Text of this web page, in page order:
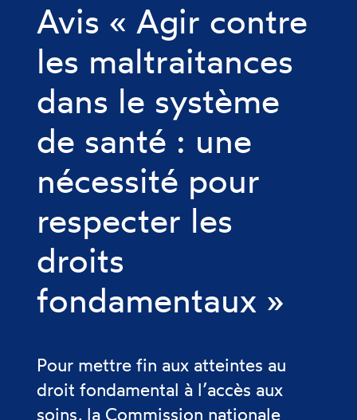
Avis « Agir contre
les maltraitances
dans le système
de santé : une
nécessité pour
respecter les
droits
fondamentaux »
Pour mettre fin aux atteintes au
droit fondamental à l’accès aux
soins, la Commission nationale